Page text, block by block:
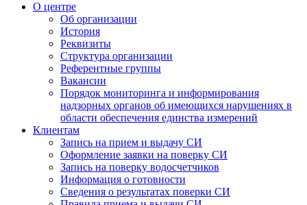
О центре
Об организации
История
Реквизиты
Структура организации
Референтные группы
Вакансии
Порядок мониторинга и информирования
надзорных органов об имеющихся нарушениях в
области обеспечения единства измерений
Клиентам
Запись на прием и выдачу СИ
Оформление заявки на поверку СИ
Запись на поверку водосчетчиков
Информация о готовности
Сведения о результатах поверки СИ